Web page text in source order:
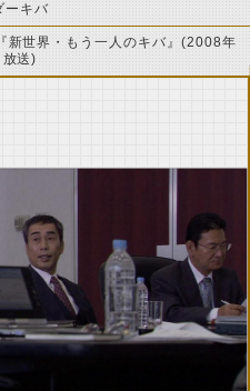
ーキバ
新世界・もう一人のキバ』(2008年
送)